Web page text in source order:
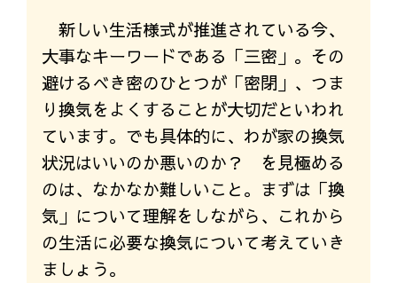
新しい生活様式が推進されている今、
大事なキーワードである「三密」。その
避けるべき密のひとつが「密閉」、つま
り換気をよくすることが大切だといわれ
ています。でも具体的に、わが家の換気
状況はいいのか悪いのか？ を見極める
のは、なかなか難しいこと。まずは「換
気」について理解をしながら、これから
の生活に必要な換気について考えていき
ましょう。